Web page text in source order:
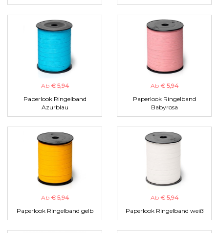
Ab € 5,94
Paperlook Ringelband
Azurblau
Ab € 5,94
Paperlook Ringelband
Babyrosa
Ab € 5,94
Paperlook Ringelband gelb
Ab € 5,94
Paperlook Ringelband weiß